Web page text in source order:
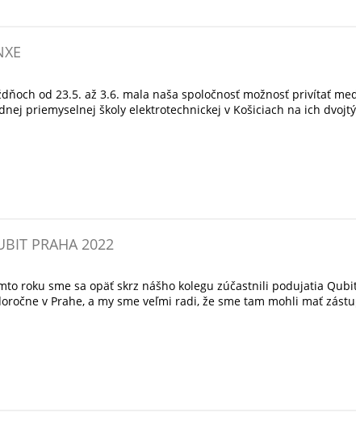
od 23.5. až 3.6. mala naša spoločnosť možnosť privítať
priemyselnej školy elektrotechnickej v Košiciach na ich
PRAHA 2022
roku sme sa opäť skrz nášho kolegu zúčastnili podujatia
v Prahe, a my sme veľmi radi, že sme tam mohli mať